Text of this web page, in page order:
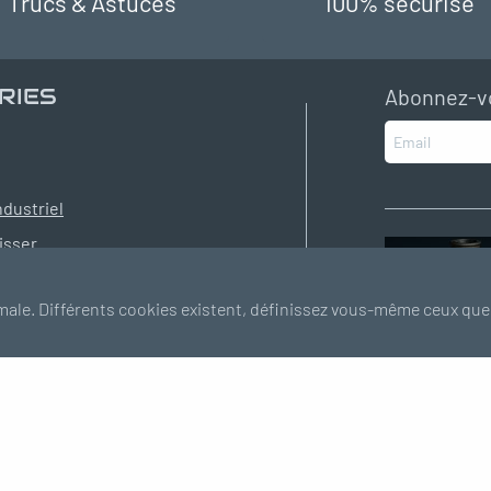
Abonnez-
Différents cookies existent, définissez vous-même ceux